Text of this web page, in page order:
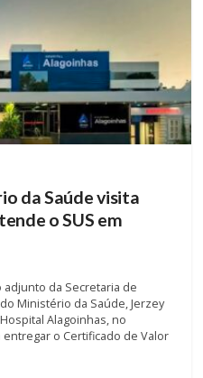
da Saúde visita
o SUS em
adjunto da Secretaria de
Ministério da Saúde, Jerzey
Alagoinhas, no
o Certificado de Valor